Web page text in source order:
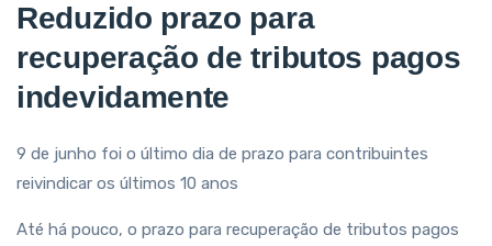
Reduzido prazo para
recuperação de tributos pagos
indevidamente
9 de junho foi o último dia de prazo para contribuintes
reivindicar os últimos 10 anos
Até há pouco, o prazo para recuperação de tributos pagos